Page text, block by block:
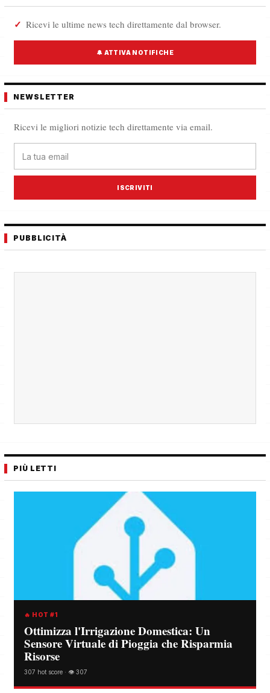
Ricevi le ultime news tech direttamente dal browser.
🔔 ATTIVA NOTIFICHE
NEWSLETTER
Ricevi le migliori notizie tech direttamente via email.
ISCRIVITI
PUBBLICITÀ
PIÙ LETTI
🔥 HOT #1
Ottimizza l'Irrigazione Domestica: Un
Sensore Virtuale di Pioggia che Risparmia
Risorse
307 hot score · 👁️ 307